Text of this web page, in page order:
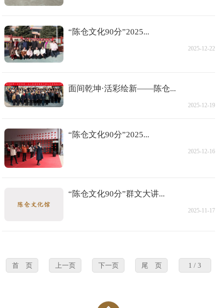
“陈仓文化90分”2025...
2025-12-22
面间乾坤·活彩绘新——陈仓...
2025-12-19
“陈仓文化90分”2025...
2025-12-16
“陈仓文化90分”群文大讲...
2025-11-17
首 页 上一页 下一页 尾 页 1 / 3